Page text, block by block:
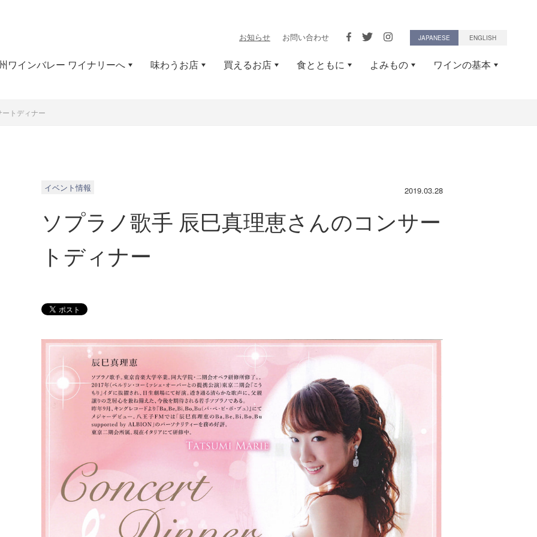
お知らせ お問い合わせ JAPANESE ENGLISH
ワインバレー ワイナリーへ 味わうお店 買えるお店 食とともに よみもの ワインの基本
トディナー
イベント情報 2019.03.28
ソプラノ歌手 辰巳真理恵さんのコンサー
トディナー